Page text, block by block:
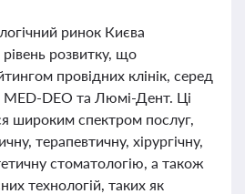
ринок Києва
розвитку, що
провідних клінік, серед
DEO та Люмі-Дент. Ці
широким спектром послуг,
терапевтичну, хірургічну,
стоматологію, а також
технологій, таких як